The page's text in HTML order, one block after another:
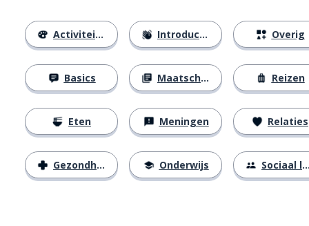
Activiteiten
Basics
Eten
Gezondheid
Introducties
Maatschappij
Meningen
Onderwijs
Overig
Reizen
Relaties
Sociaal leven